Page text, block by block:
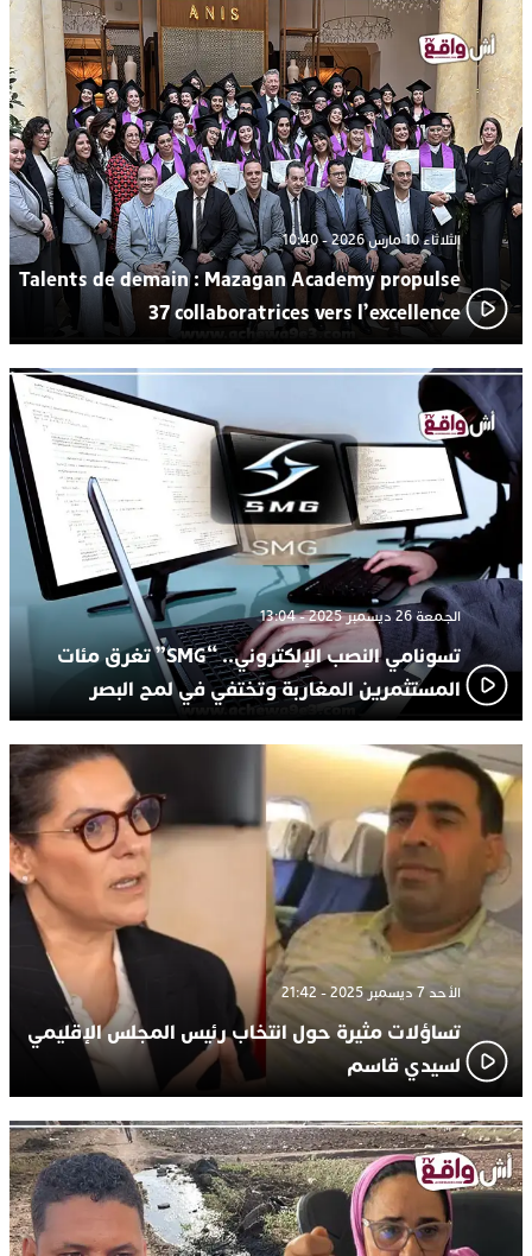
17:27 اتحاد المقاولات الإعلامية يقود قاطرة التكوين بالجديدة ويستضيف
الإعلامي سعيد بلفقير في دورة استثنائية
23:18ترسيخا لثقافة ترشيد الموارد المائية.. اختتام فعاليات النسخة الثانية
من “القرية الذكية للماء” بمركز الاصطياف ببوزنيقة
الثلاثاء 10 مارس 2026 - 10:40
Talents de demain : Mazagan Academy propulse
37 collaboratrices vers l’excellence
الجمعة 26 ديسمبر 2025 - 13:04
تسونامي النصب الإلكتروني.. “SMG” تغرق مئات
المستثمرين المغاربة وتختفي في لمح البصر
الأحد 7 ديسمبر 2025 - 21:42
تساؤلات مثيرة حول انتخاب رئيس المجلس الإقليمي
لسيدي قاسم